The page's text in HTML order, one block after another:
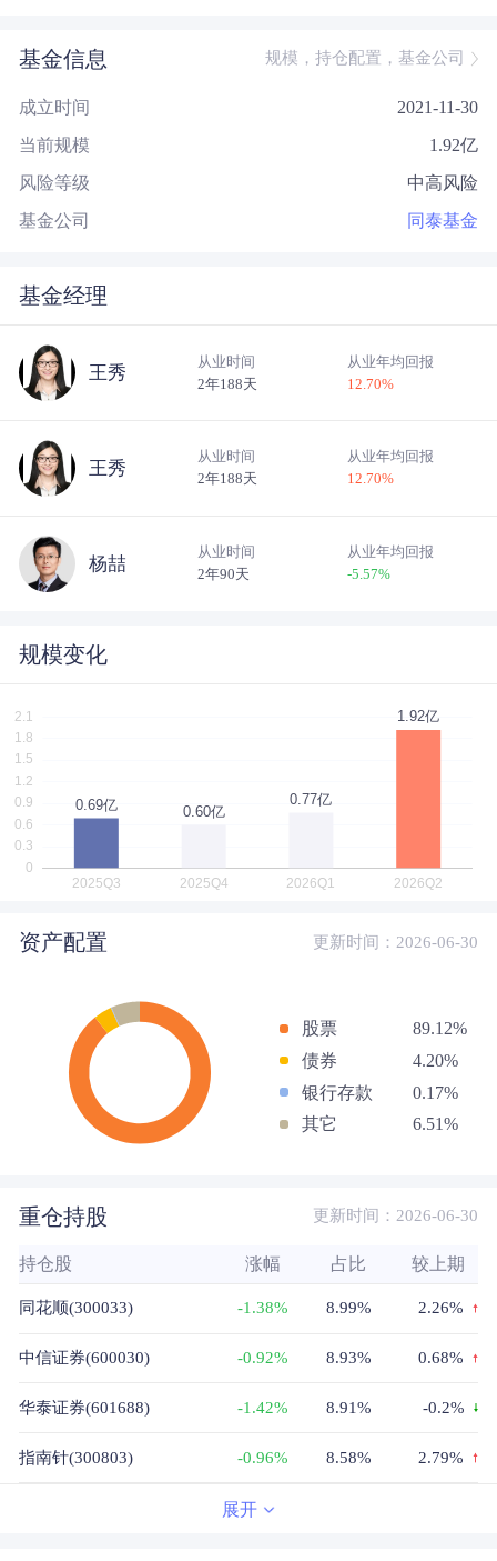
基金信息 规模，持仓配置，基金公司
成立时间 2021-11-30
当前规模 1.92亿
风险等级 中高风险
基金公司 同泰基金
基金经理
王秀
从业时间
2年188天
从业年均回报
12.70%
王秀
从业时间
2年188天
从业年均回报
12.70%
杨喆
从业时间
2年90天
从业年均回报
-5.57%
规模变化
资产配置 更新时间：2026-06-30
股票
89.12%
债券
4.20%
银行存款
0.17%
其它
6.51%
重仓持股 更新时间：2026-06-30
持仓股 涨幅 占比 较上期
同花顺(300033) -1.38% 8.99% 2.26%
中信证券(600030) -0.92% 8.93% 0.68%
华泰证券(601688) -1.42% 8.91% -0.2%
指南针(300803) -0.96% 8.58% 2.79%
-0.80%
展开